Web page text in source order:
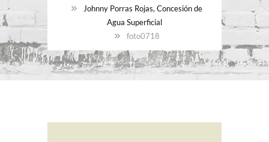
Johnny Porras Rojas, Concesión de
Agua Superficial
foto0718